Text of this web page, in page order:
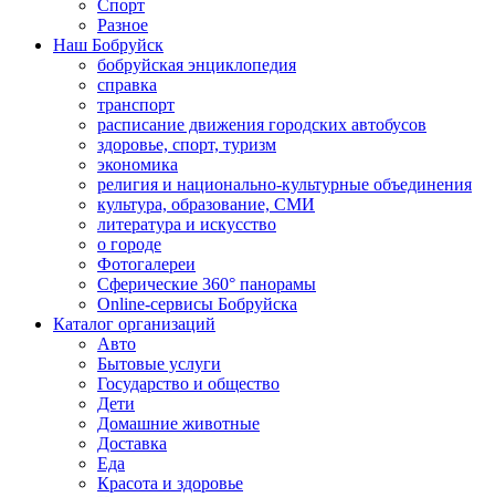
Спорт
Разное
Наш Бобруйск
бобруйская энциклопедия
справка
транспорт
расписание движения городских автобусов
здоровье, спорт, туризм
экономика
религия и национально-культурные объединения
культура, образование, СМИ
литература и искусство
о городе
Фотогалереи
Сферические 360° панорамы
Online-сервисы Бобруйска
Каталог организаций
Авто
Бытовые услуги
Государство и общество
Дети
Домашние животные
Доставка
Еда
Красота и здоровье